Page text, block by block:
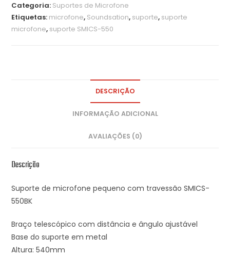
Categoria: Suportes de Microfone
Etiquetas: microfone, Soundsation, suporte, suporte
microfone, suporte SMICS-550
DESCRIÇÃO
INFORMAÇÃO ADICIONAL
AVALIAÇÕES (0)
Descrição
Suporte de microfone pequeno com travessão SMICS-
550BK
Braço telescópico com distância e ângulo ajustável
Base do suporte em metal
Altura: 540mm